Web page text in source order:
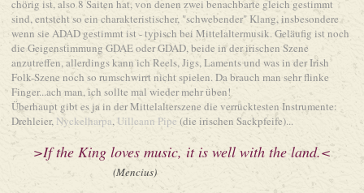
chörig ist, also 8 Saiten hat, von denen zwei benachbarte gleich gestimmt
sind, entsteht so ein charakteristischer, "schwebender" Klang, insbesondere
wenn sie ADAD gestimmt ist - typisch bei Mittelaltermusik. Geläufig ist noch
die Geigenstimmung GDAE oder GDAD, beide in der irischen Szene
anzutreffen, allerdings kann ich Reels, Jigs, Laments und was in der Irish
Folk-Szene noch so rumschwirrt nicht spielen. Da brauch man sehr flinke
Finger...ach man, ich sollte mal wieder mehr üben!
Überhaupt gibt es ja in der Mittelalterszene die verrücktesten Instrumente:
Drehleier, Nyckelharpa, Uilleann Pipe (die irischen Sackpfeife)...
>If the King loves music, it is well with the land.<
(Mencius)